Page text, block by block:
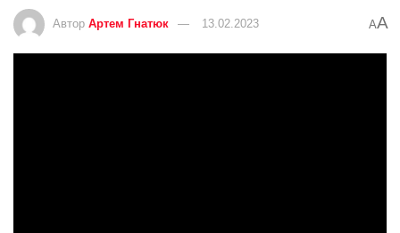
Автор Артем Гнатюк 13.02.2023 AA